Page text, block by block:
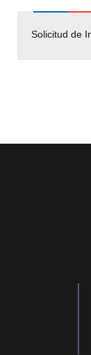
Solicitud de
Proveedores